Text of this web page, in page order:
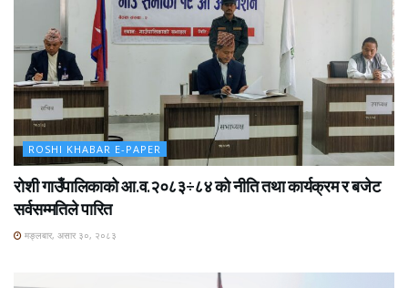
ROSHI KHABAR E-PAPER
रोशी गाउँपालिकाको आ.व.२०८३÷८४ को नीति तथा कार्यक्रम र बजेट
सर्वसम्मतिले पारित
मङ्लबार, असार ३०, २०८३